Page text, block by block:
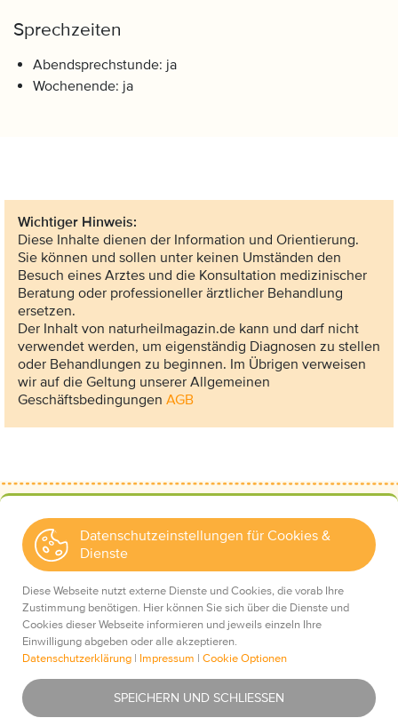
Sprechzeiten
Abendsprechstunde: ja
Wochenende: ja
Wichtiger Hinweis:
Diese Inhalte dienen der Information und Orientierung.
Sie können und sollen unter keinen Umständen den
Besuch eines Arztes und die Konsultation medizinischer
Beratung oder professioneller ärztlicher Behandlung
ersetzen.
Der Inhalt von naturheilmagazin.de kann und darf nicht
verwendet werden, um eigenständig Diagnosen zu stellen
oder Behandlungen zu beginnen. Im Übrigen verweisen
wir auf die Geltung unserer Allgemeinen
Geschäftsbedingungen AGB
Mediadaten
Impressum
Datenschutz
Datenschutzeinstellungen für Cookies &
Dienste
Diese Webseite nutzt externe Dienste und Cookies, die vorab Ihre
Zustimmung benötigen. Hier können Sie sich über die Dienste und
Cookies dieser Webseite informieren und jeweils einzeln Ihre
Einwilligung abgeben oder alle akzeptieren.
Datenschutzerklärung | Impressum | Cookie Optionen
Was ist das?
SPEICHERN UND SCHLIESSEN